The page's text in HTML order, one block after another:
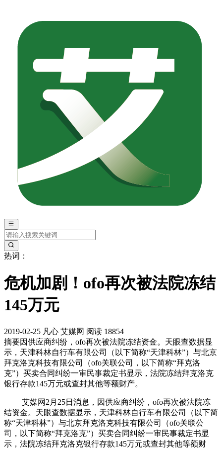
热词：
危机加剧！ofo再次被法院冻结
145万元
2019-02-25 凡心 艾媒网 阅读 18854
摘要因供应商纠纷，ofo再次被法院冻结资金。天眼查数据显
示，天津科林自行车有限公司（以下简称“天津科林”）与北京
拜克洛克科技有限公司（ofo关联公司，以下简称“拜克洛
克”）买卖合同纠纷一审民事裁定书显示，法院冻结拜克洛克
银行存款145万元或查封其他等额财产。
艾媒网2月25日消息，因供应商纠纷，ofo再次被法院冻
结资金。天眼查数据显示，天津科林自行车有限公司（以下简
称“天津科林”）与北京拜克洛克科技有限公司（ofo关联公
司，以下简称“拜克洛克”）买卖合同纠纷一审民事裁定书显
示，法院冻结拜克洛克银行存款145万元或查封其他等额财